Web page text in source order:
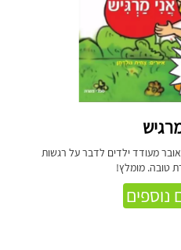
מעודד ילדים לדבר על רגשות
טובה. מומלץ!
נוספים